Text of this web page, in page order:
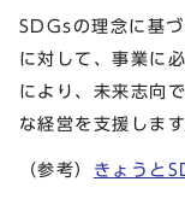
SDGsの理念に基
に対して、事業に
により、未来志向
な経営を支援します
（参考） きょうと